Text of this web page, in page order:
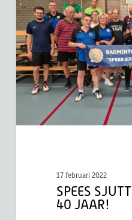
Silvolde
40
jaar!
17 februari 2022
SPEES
40 JAAR!